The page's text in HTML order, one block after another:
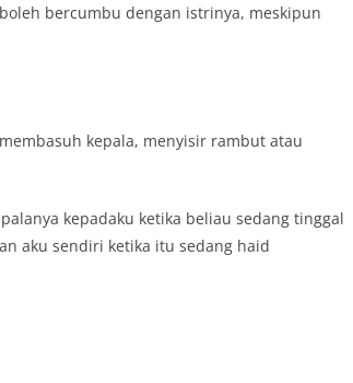
bercumbu dengan istrinya, meskipun
kepala, menyisir rambut atau
kepadaku ketika beliau sedang tinggal
aku sendiri ketika itu sedang haid